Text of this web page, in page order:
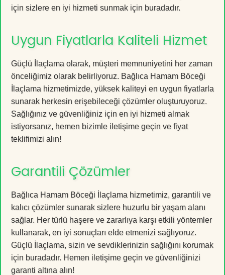
için sizlere en iyi hizmeti sunmak için buradadır.
Uygun Fiyatlarla Kaliteli Hizmet
Güçlü İlaçlama olarak, müşteri memnuniyetini her zaman
önceliğimiz olarak belirliyoruz. Bağlıca Hamam Böceği
İlaçlama hizmetimizde, yüksek kaliteyi en uygun fiyatlarla
sunarak herkesin erişebileceği çözümler oluşturuyoruz.
Sağlığınız ve güvenliğiniz için en iyi hizmeti almak
istiyorsanız, hemen bizimle iletişime geçin ve fiyat
teklifimizi alın!
Garantili Çözümler
Bağlıca Hamam Böceği İlaçlama hizmetimiz, garantili ve
kalıcı çözümler sunarak sizlere huzurlu bir yaşam alanı
sağlar. Her türlü haşere ve zararlıya karşı etkili yöntemler
kullanarak, en iyi sonuçları elde etmenizi sağlıyoruz.
Güçlü İlaçlama, sizin ve sevdiklerinizin sağlığını korumak
için buradadır. Hemen iletişime geçin ve güvenliğinizi
garanti altına alın!